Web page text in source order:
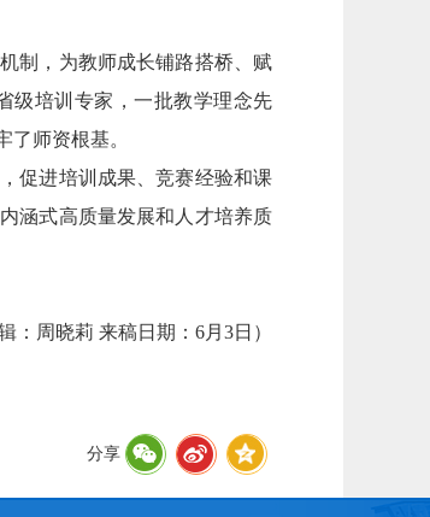
制，为教师成长铺路搭桥、赋
级培训专家，一批教学理念先
师资根基。
促进培训成果、竞赛经验和课
涵式高质量发展和人才培养质
：周晓莉 来稿日期：6月3日）
分享